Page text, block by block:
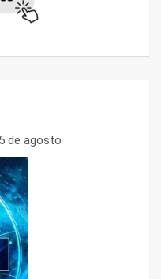
de agosto